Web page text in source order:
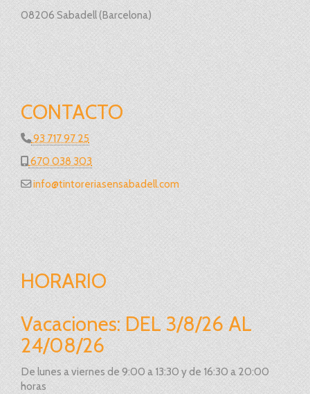
08206 Sabadell (Barcelona)
CONTACTO
93 717 97 25
670 038 303
info tintoreriasensabadell.com
HORARIO
Vacaciones: DEL 3/8/26 AL
24/08/26
De lunes a viernes de 9:00 a 13:30 y de 16:30 a 20:00
horas